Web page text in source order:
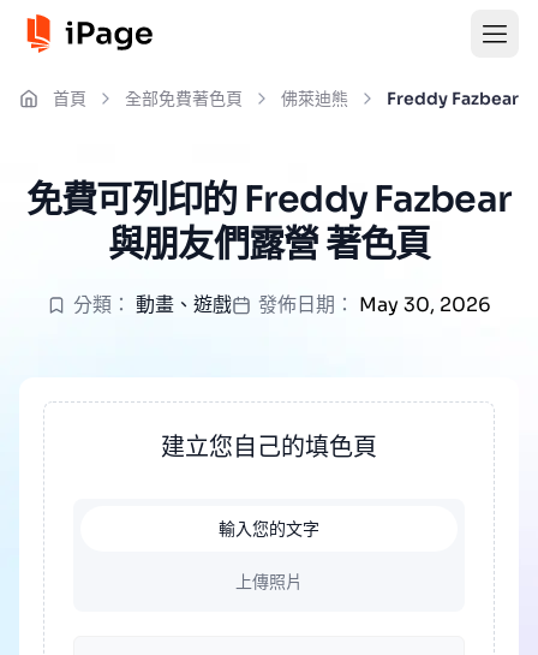
首頁 全部免費著色頁 佛萊迪熊 Freddy Fazbear
免費可列印的 Freddy Fazbear
與朋友們露營 著色頁
分類： 動畫 、 遊戲 發佈日期： May 30, 2026
建立您自己的填色頁
輸入您的文字
上傳照片